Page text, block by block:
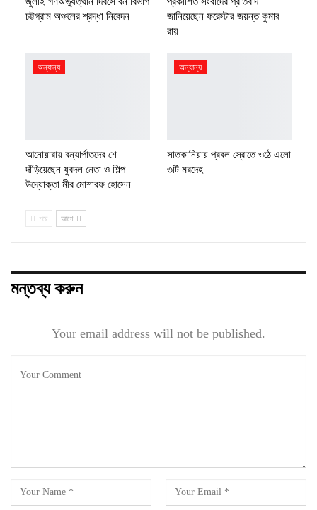
চট্টগ্রাম অঞ্চলের শ্রদ্ধা নিবেদন
জানিয়েছেন ফরেস্টার জয়ন্ত কুমার
রায়
অন্যান্য
আনোয়ারায় বন্যার্পাতদের শে
দাঁড়িয়েছেন যুবদল নেতা ও শিল্প
উদ্যোক্তা মীর মোশারফ হোসেন ‎
অন্যান্য
সাতকানিয়ায় প্রবল স্রোতে ওঠে এলো
৩টি মরদেহ
পরে আগে
মন্তব্য করুন
Your email address will not be published.